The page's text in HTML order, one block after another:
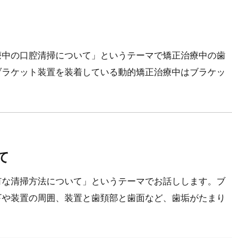
の口腔清掃について」というテーマで矯正治療中の歯
ケット装置を装着している動的矯正治療中はブラケッ
清掃方法について」というテーマでお話しします。ブ
装置の周囲、装置と歯頚部と歯面など、歯垢がたまり